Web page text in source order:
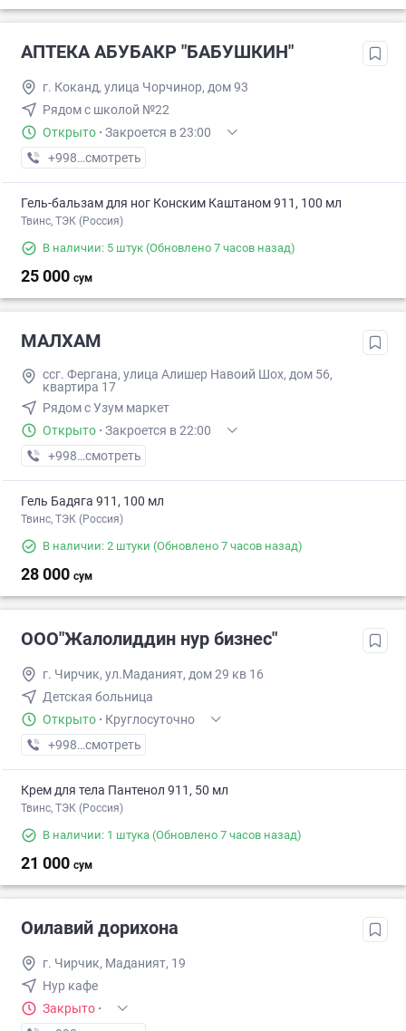
АПТЕКА АБУБАКР "БАБУШКИН"
г. Коканд, улица Чорчинор, дом 93
Рядом с школой №22
Открыто · Закроется в 23:00
+998 (99) XXX-XX-XX
смотреть
Гель-бальзам для ног Конским Каштаном 911, 100 мл
Твинс, ТЭК (Россия)
В наличии: 5 штук (Обновлено 7 часов назад)
25 000 сум
МАЛХАМ
ссг. Фергана, улица Алишер Навоий Шох, дом 56,
квартира 17
Рядом с Узум маркет
Открыто · Закроется в 22:00
+998 (73) XXX-XX-XX
смотреть
Гель Бадяга 911, 100 мл
Твинс, ТЭК (Россия)
В наличии: 2 штуки (Обновлено 7 часов назад)
28 000 сум
ООО"Жалолиддин нур бизнес"
г. Чирчик, ул.Маданият, дом 29 кв 16
Детская больница
Открыто · Круглосуточно
+998 (70) XXX-XX-XX
смотреть
Крем для тела Пантенол 911, 50 мл
Твинс, ТЭК (Россия)
В наличии: 1 штука (Обновлено 7 часов назад)
21 000 сум
Оилавий дорихона
г. Чирчик, Маданият, 19
Нур кафе
Закрыто ·